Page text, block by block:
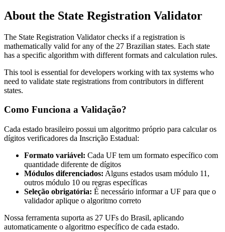
About the State Registration Validator
The State Registration Validator checks if a registration is
mathematically valid for any of the 27 Brazilian states. Each state
has a specific algorithm with different formats and calculation rules.
This tool is essential for developers working with tax systems who
need to validate state registrations from contributors in different
states.
Como Funciona a Validação?
Cada estado brasileiro possui um algoritmo próprio para calcular os
dígitos verificadores da Inscrição Estadual:
Formato variável: Cada UF tem um formato específico com
quantidade diferente de dígitos
Módulos diferenciados: Alguns estados usam módulo 11,
outros módulo 10 ou regras específicas
Seleção obrigatória: É necessário informar a UF para que o
validador aplique o algoritmo correto
Nossa ferramenta suporta as 27 UFs do Brasil, aplicando
automaticamente o algoritmo específico de cada estado.